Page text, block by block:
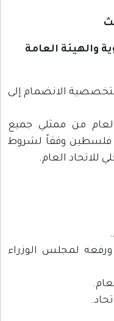
والهيئة العامة
الانضمام إلى
العام من ممثلي جميع
فلسطين وفقاً لشروط
للاتحاد العام.
ورفعه لمجلس الوزراء